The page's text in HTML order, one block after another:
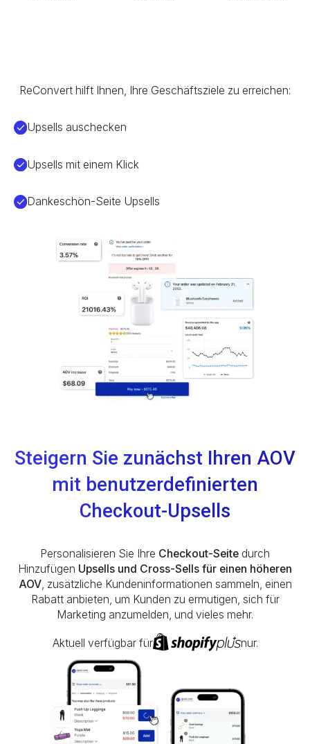
ReConvert hilft Ihnen, Ihre Geschäftsziele zu erreichen:
Upsells auschecken
Upsells mit einem Klick
Dankeschön-Seite Upsells
Steigern Sie zunächst Ihren AOV
mit benutzerdefinierten
Checkout-Upsells
Personalisieren Sie Ihre Checkout-Seite durch
Hinzufügen Upsells und Cross-Sells für einen höheren
AOV, zusätzliche Kundeninformationen sammeln, einen
Rabatt anbieten, um Kunden zu ermutigen, sich für
Marketing anzumelden, und vieles mehr.
Aktuell verfügbar für nur.